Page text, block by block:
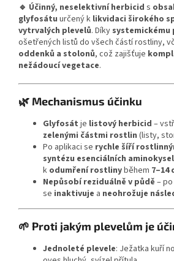
🔹 Účinný, neselektivní herbicid s
glyfosátu určený k likvidaci širokého
vytrvalých plevelů. Díky systemickému
ošetřených listů do všech částí rostliny,
oddenků a stolonů, což zajišťuje
nežádoucí vegetace.
🌿 Mechanismus účinku
Glyfosát je listový herbicid –
zelenými částmi rostlin (listy,
Po aplikaci se rychle šíří
syntézu esenciálních
k odumření rostlinyběhem 7–14
Nepůsobí reziduálně v půdě –
se inaktivuje a neohrožuje
🌱 Proti jakým plevelům je
Jednoleté plevele: Ježatka kuří